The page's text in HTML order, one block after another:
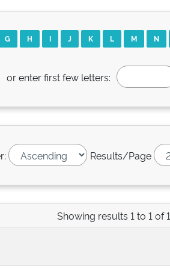
G H I J K L M N
or enter first few letters:
Results/Page
Showing results 1 to 1 of 1